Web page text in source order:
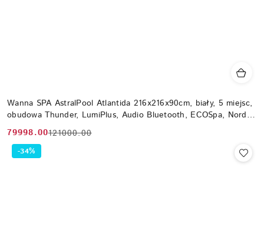
Wanna SPA AstralPool Atlantida 216x216x90cm, biały, 5 miejsc,
obudowa Thunder, LumiPlus, Audio Bluetooth, ECOSpa, Nordic
WiFi
Cena
promocyjna:
79998.00
Cena
przed
121000.00
-34%